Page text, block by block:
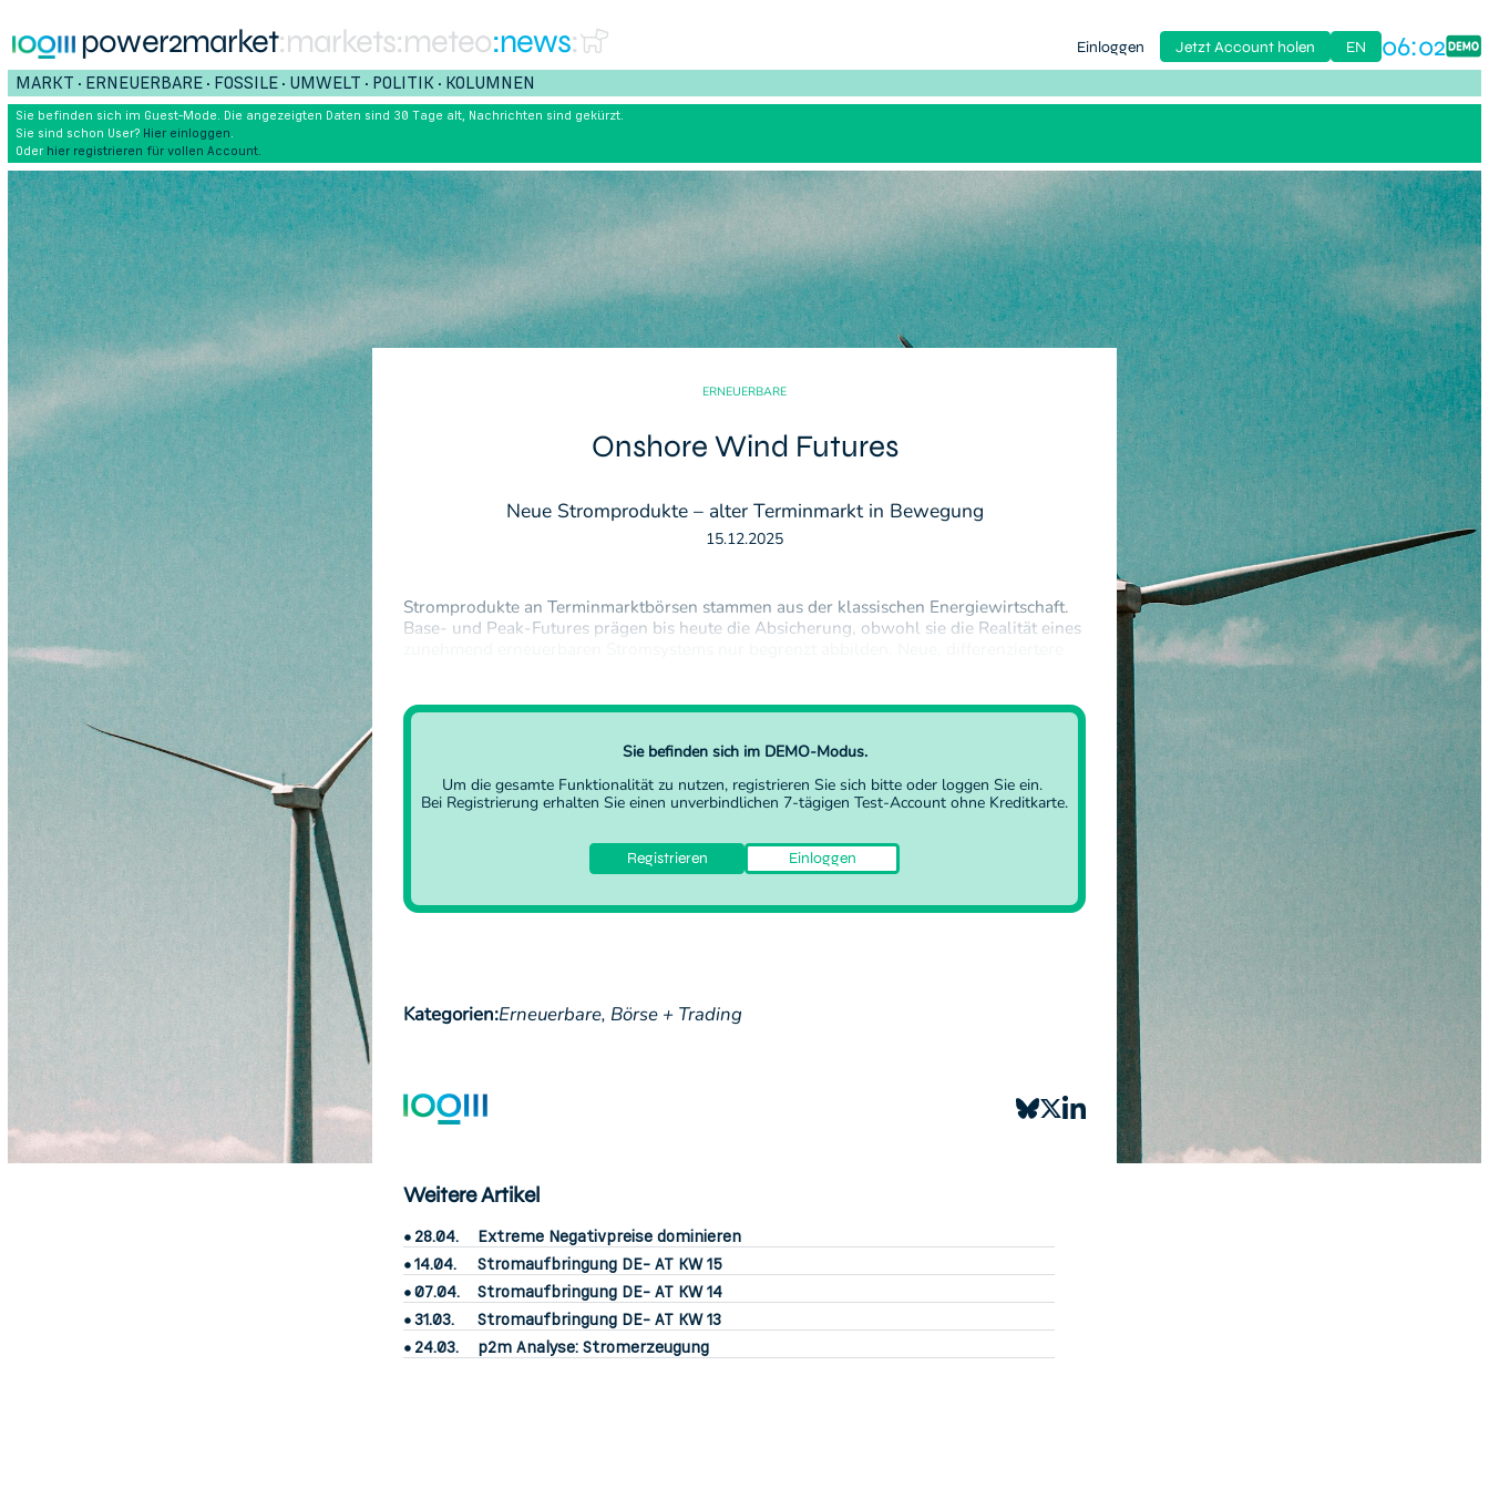
power2market:markets:meteo:news: Einloggen Jetzt Account holen EN 06:02
MARKT • ERNEUERBARE • FOSSILE • UMWELT • POLITIK • KOLUMNEN
Sie befinden sich im Guest-Mode. Die angezeigten Daten sind 30 Tage alt, Nachrichten sind gekürzt.
Sie sind schon User? Hier einloggen
Oder hier registrieren für vollen Account.
ERNEUERBARE
Onshore Wind Futures
Neue Stromprodukte – alter Terminmarkt in Bewegung
15.12.2025
Stromprodukte an Terminmarktbörsen stammen aus der klassischen Energiewirtschaft.
Base- und Peak-Futures prägen bis heute die Absicherung, obwohl sie die Realität eines
Sie befinden sich im DEMO-Modus.
Um die gesamte Funktionalität zu nutzen, registrieren Sie sich bitte oder loggen Sie ein.
Bei Registrierung erhalten Sie einen unverbindlichen 7-tägigen Test-Account ohne Kreditkarte.
Registrieren Einloggen
Kategorien:Erneuerbare, Börse + Trading
Weitere Artikel
28.04.
Extreme Negativpreise dominieren
14.04.
Stromaufbringung DE- AT KW 15
07.04.
Stromaufbringung DE- AT KW 14
31.03.
Stromaufbringung DE- AT KW 13
24.03.
p2m Analyse: Stromerzeugung